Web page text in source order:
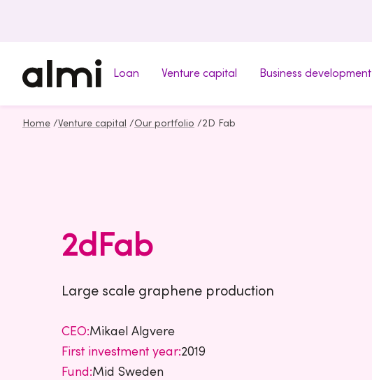
Loan Venture capital Business development
Home /Venture capital /Our portfolio /2D Fab
2dFab
Large scale graphene production
CEO:Mikael Algvere
First investment year:2019
Fund:Mid Sweden